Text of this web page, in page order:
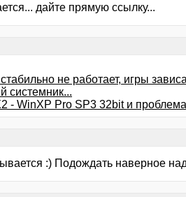
дайте прямую ссылку...
не работает, игры
системник...
- WinXP Pro SP3 32bit и
:) Подождать наверное